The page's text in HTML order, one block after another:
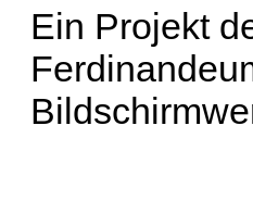
Ein Projekt